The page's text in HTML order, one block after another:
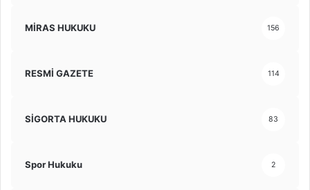
MİRAS HUKUKU 156
RESMİ GAZETE 114
SİGORTA HUKUKU 83
Spor Hukuku 2